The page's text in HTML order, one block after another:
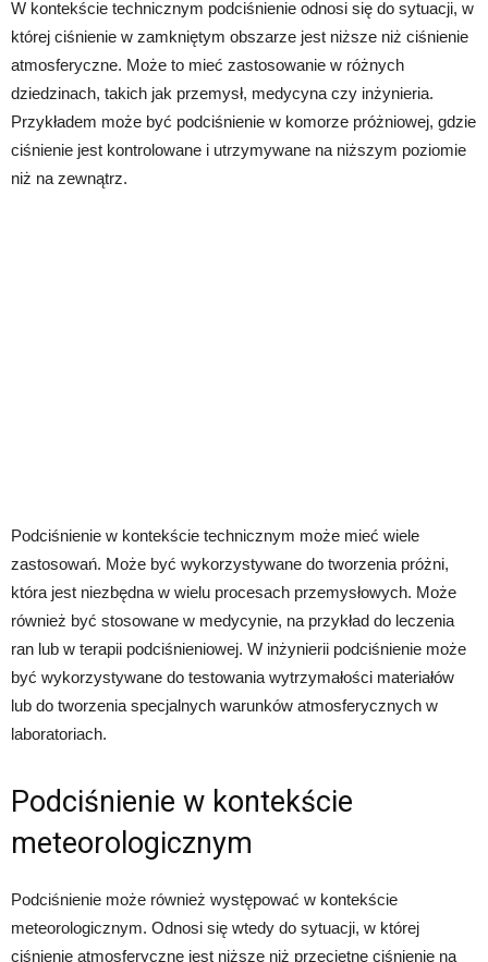
W kontekście technicznym podciśnienie odnosi się do sytuacji, w
której ciśnienie w zamkniętym obszarze jest niższe niż ciśnienie
atmosferyczne. Może to mieć zastosowanie w różnych
dziedzinach, takich jak przemysł, medycyna czy inżynieria.
Przykładem może być podciśnienie w komorze próżniowej, gdzie
ciśnienie jest kontrolowane i utrzymywane na niższym poziomie
niż na zewnątrz.
Podciśnienie w kontekście technicznym może mieć wiele
zastosowań. Może być wykorzystywane do tworzenia próżni,
która jest niezbędna w wielu procesach przemysłowych. Może
również być stosowane w medycynie, na przykład do leczenia
ran lub w terapii podciśnieniowej. W inżynierii podciśnienie może
być wykorzystywane do testowania wytrzymałości materiałów
lub do tworzenia specjalnych warunków atmosferycznych w
laboratoriach.
Podciśnienie w kontekście
meteorologicznym
Podciśnienie może również występować w kontekście
meteorologicznym. Odnosi się wtedy do sytuacji, w której
ciśnienie atmosferyczne jest niższe niż przeciętne ciśnienie na